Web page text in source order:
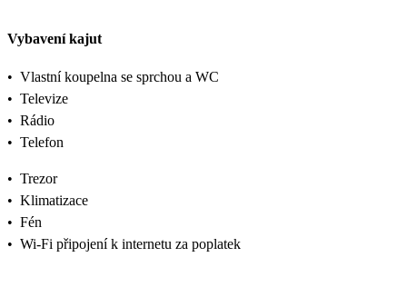
Vybavení kajut
• Vlastní koupelna se sprchou a WC
• Televize
• Rádio
• Telefon
• Trezor
• Klimatizace
• Fén
• Wi-Fi připojení k internetu za poplatek